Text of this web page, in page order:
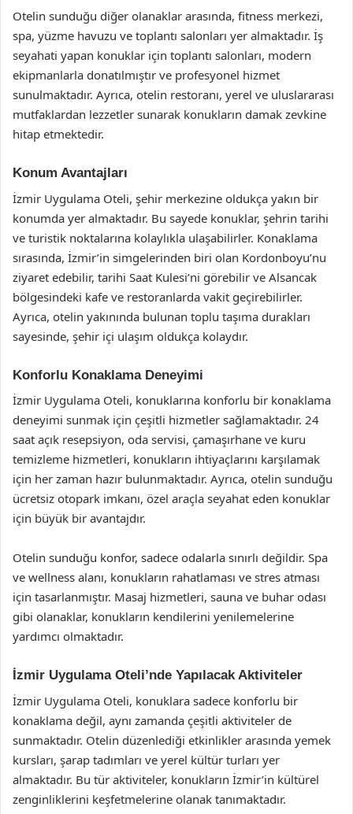
Otelin sunduğu diğer olanaklar arasında, fitness merkezi,
spa, yüzme havuzu ve toplantı salonları yer almaktadır. İş
seyahati yapan konuklar için toplantı salonları, modern
ekipmanlarla donatılmıştır ve profesyonel hizmet
sunulmaktadır. Ayrıca, otelin restoranı, yerel ve uluslararası
mutfaklardan lezzetler sunarak konukların damak zevkine
hitap etmektedir.
Konum Avantajları
İzmir Uygulama Oteli, şehir merkezine oldukça yakın bir
konumda yer almaktadır. Bu sayede konuklar, şehrin tarihi
ve turistik noktalarına kolaylıkla ulaşabilirler. Konaklama
sırasında, İzmir’in simgelerinden biri olan Kordonboyu’nu
ziyaret edebilir, tarihi Saat Kulesi’ni görebilir ve Alsancak
bölgesindeki kafe ve restoranlarda vakit geçirebilirler.
Ayrıca, otelin yakınında bulunan toplu taşıma durakları
sayesinde, şehir içi ulaşım oldukça kolaydır.
Konforlu Konaklama Deneyimi
İzmir Uygulama Oteli, konuklarına konforlu bir konaklama
deneyimi sunmak için çeşitli hizmetler sağlamaktadır. 24
saat açık resepsiyon, oda servisi, çamaşırhane ve kuru
temizleme hizmetleri, konukların ihtiyaçlarını karşılamak
için her zaman hazır bulunmaktadır. Ayrıca, otelin sunduğu
ücretsiz otopark imkanı, özel araçla seyahat eden konuklar
için büyük bir avantajdır.
Otelin sunduğu konfor, sadece odalarla sınırlı değildir. Spa
ve wellness alanı, konukların rahatlaması ve stres atması
için tasarlanmıştır. Masaj hizmetleri, sauna ve buhar odası
gibi olanaklar, konukların kendilerini yenilemelerine
yardımcı olmaktadır.
İzmir Uygulama Oteli’nde Yapılacak Aktiviteler
İzmir Uygulama Oteli, konuklara sadece konforlu bir
konaklama değil, aynı zamanda çeşitli aktiviteler de
sunmaktadır. Otelin düzenlediği etkinlikler arasında yemek
kursları, şarap tadımları ve yerel kültür turları yer
almaktadır. Bu tür aktiviteler, konukların İzmir’in kültürel
zenginliklerini keşfetmelerine olanak tanımaktadır.